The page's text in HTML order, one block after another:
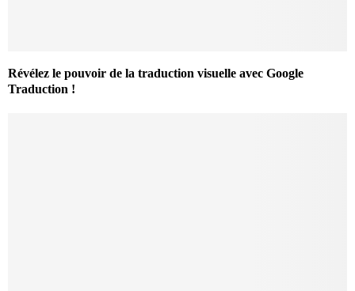
Révélez le pouvoir de la traduction visuelle avec Google
Traduction !